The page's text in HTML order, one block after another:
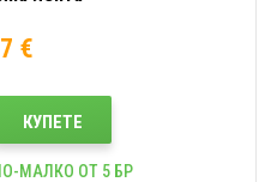
€
КУПЕТЕ
МАЛКО ОТ 5 БР